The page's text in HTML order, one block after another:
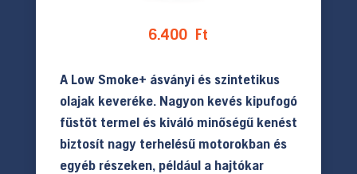
6.400 Ft
A Low Smoke+ ásványi és szintetikus
olajak keveréke. Nagyon kevés kipufogó
füstöt termel és kiváló minőségű kenést
biztosít nagy terhelésű motorokban és
egyéb részeken, például a hajtókar